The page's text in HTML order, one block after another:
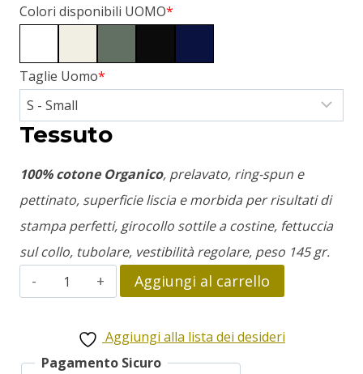
*
Colori disponibili UOMO
*
Taglie Uomo
Tessuto
100% cotone Organico, prelavato, ring-spun e
pettinato, superficie liscia e morbida per risultati di
stampa perfetti, girocollo sottile a costine, fettuccia
sul collo, tubolare, vestibilità regolare, peso 145 gr.
Steve
McQueen
quantità
Aggiungi al carrello
Aggiungi alla lista dei desideri
Pagamento Sicuro